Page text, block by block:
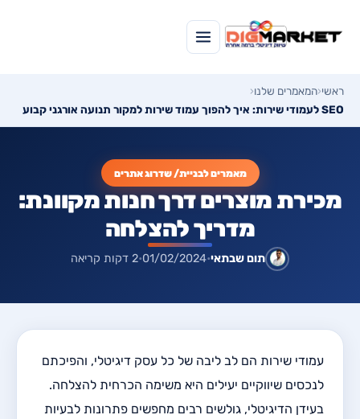
ראשי‹המאמרים שלנו‹
SEO לעמודי שירות: איך להפוך עמוד שירות למקור תנועה אורגני קבוע
מאמרים לבניית/ שדרוג אתרים
מכירת מוצרים דרך חנות מקוונת:
מדריך להצלחה
תום שבתאי•
01/02/2024
•2 דקות קריאה
עמודי שירות הם לב ליבה של כל עסק דיגיטלי, והפיכתם
לנכסים שיווקיים יעילים היא משימה הכרחית להצלחה.
בעידן הדיגיטלי, גולשים רבים מחפשים פתרונות לבעיות